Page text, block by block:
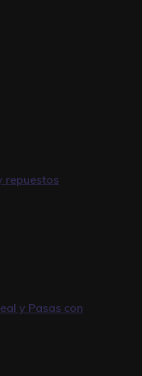
repuestos
y Pasas con